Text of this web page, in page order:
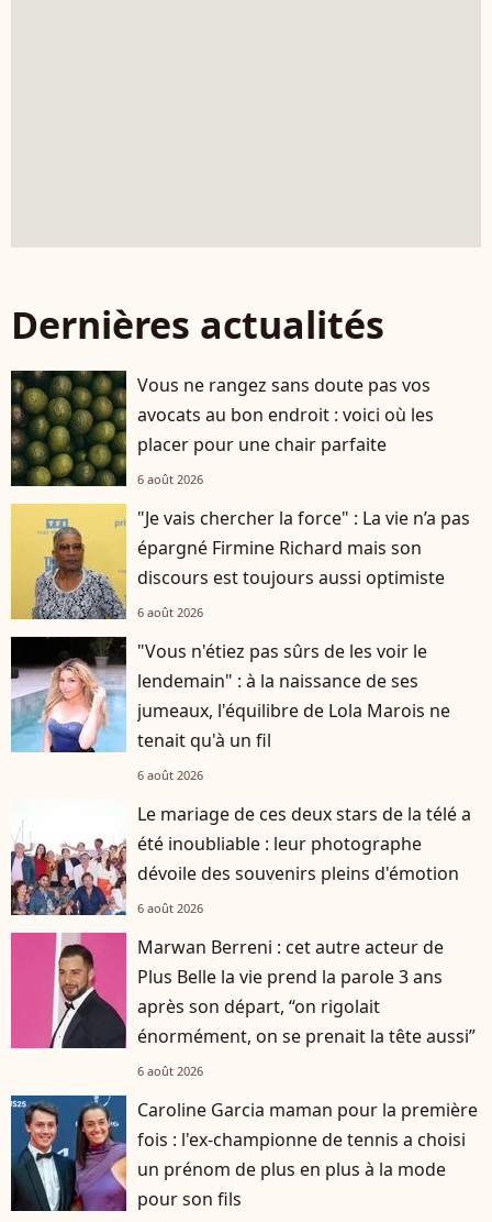
Dernières actualités
Vous ne rangez sans doute pas vos
avocats au bon endroit : voici où les
placer pour une chair parfaite
6 août 2026
"Je vais chercher la force" : La vie n’a pas
épargné Firmine Richard mais son
discours est toujours aussi optimiste
6 août 2026
"Vous n'étiez pas sûrs de les voir le
lendemain" : à la naissance de ses
jumeaux, l'équilibre de Lola Marois ne
tenait qu'à un fil
6 août 2026
Le mariage de ces deux stars de la télé a
été inoubliable : leur photographe
dévoile des souvenirs pleins d'émotion
6 août 2026
Marwan Berreni : cet autre acteur de
Plus Belle la vie prend la parole 3 ans
après son départ, “on rigolait
énormément, on se prenait la tête aussi”
6 août 2026
Caroline Garcia maman pour la première
fois : l'ex-championne de tennis a choisi
un prénom de plus en plus à la mode
pour son fils